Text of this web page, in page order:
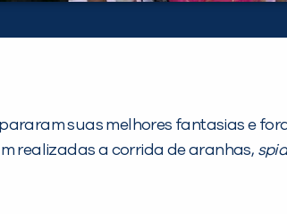
suas melhores fantasias e
realizadas a corrida de aranhas,